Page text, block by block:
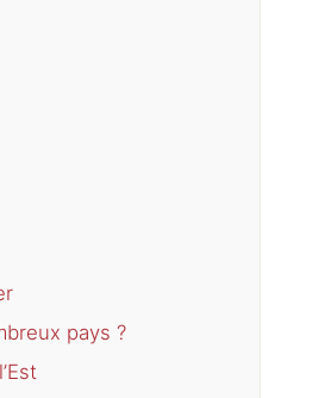
pays ?